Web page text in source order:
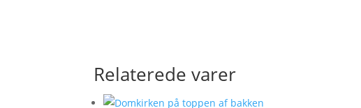
Relaterede varer